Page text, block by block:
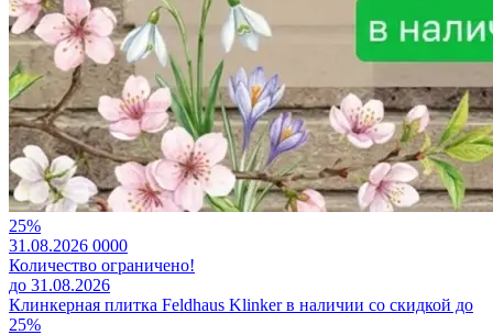
25%
31.08.2026 0000
Количество ограничено!
до 31.08.2026
Клинкерная плитка Feldhaus Klinker в наличии со скидкой до
25%